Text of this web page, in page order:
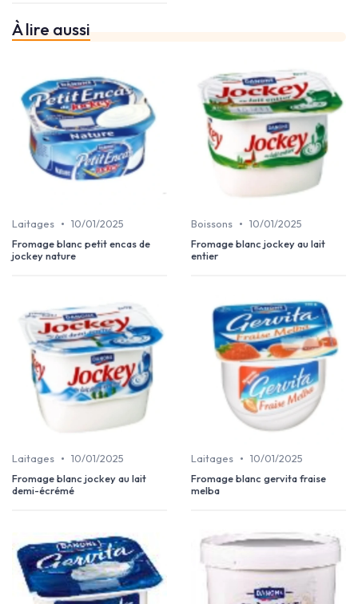
À lire aussi
Laitages • 10/01/2025
Fromage blanc petit encas de
jockey nature
Boissons • 10/01/2025
Fromage blanc jockey au lait
entier
Laitages • 10/01/2025
Fromage blanc jockey au lait
demi-écrémé
Laitages • 10/01/2025
Fromage blanc gervita fraise
melba